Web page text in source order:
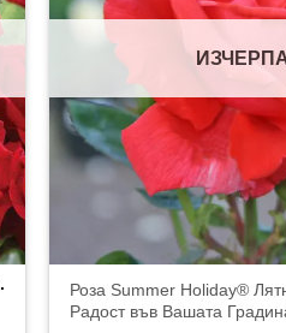
Роза Summer Holiday®
Радост във Вашата